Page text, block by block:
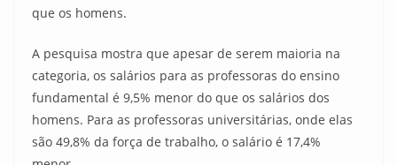
que os homens.
A pesquisa mostra que apesar de serem maioria na
categoria, os salários para as professoras do ensino
fundamental é 9,5% menor do que os salários dos
homens. Para as professoras universitárias, onde elas
são 49,8% da força de trabalho, o salário é 17,4%